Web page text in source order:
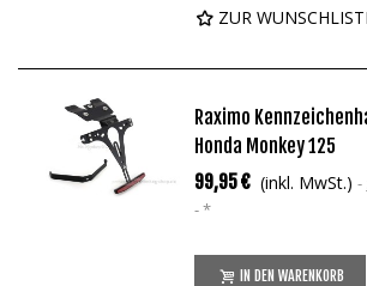
ZUR
Raximo
Honda Monkey 125
99,95 € (inkl. MwSt.)
*
IN DEN WARENKORB